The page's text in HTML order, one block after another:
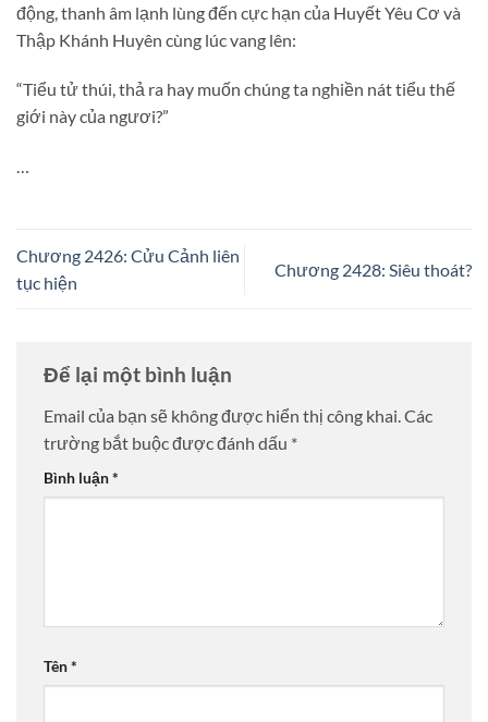
động, thanh âm lạnh lùng đến cực hạn của Huyết Yêu Cơ và
Thập Khánh Huyên cùng lúc vang lên:
“Tiểu tử thúi, thả ra hay muốn chúng ta nghiền nát tiểu thế
giới này của ngươi?”
…
Chương 2426: Cửu Cảnh liên
tục hiện
Chương 2428: Siêu thoát?
Để lại một bình luận
Email của bạn sẽ không được hiển thị công khai.Các
trường bắt buộc được đánh dấu *
Bình luận*
Tên*